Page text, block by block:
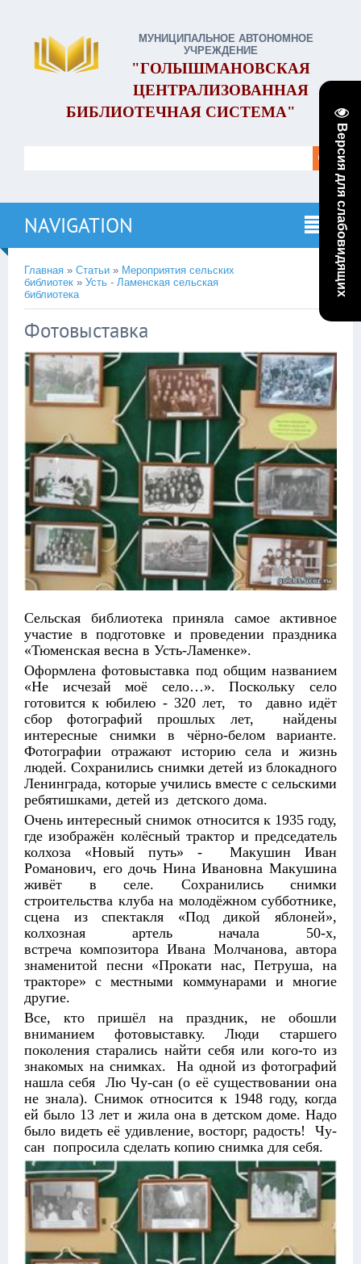
Версия для слабовидящих
МУНИЦИПАЛЬНОЕ АВТОНОМНОЕ
УЧРЕЖДЕНИЕ
"ГОЛЫШМАНОВСКАЯ
ЦЕНТРАЛИЗОВАННАЯ
БИБЛИОТЕЧНАЯ СИСТЕМА"
NAVIGATION
Главная » Статьи » Мероприятия сельских
библиотек » Усть - Ламенская сельская
библиотека
Фотовыставка
Сельская библиотека приняла самое активное
участие в подготовке и проведении праздника
«Тюменская весна в Усть-Ламенке».
Оформлена фотовыставка под общим названием
«Не исчезай моё село…». Поскольку село
готовится к юбилею - 320 лет, то давно идёт
сбор фотографий прошлых лет, найдены
интересные снимки в чёрно-белом варианте.
Фотографии отражают историю села и жизнь
людей. Сохранились снимки детей из блокадного
Ленинграда, которые учились вместе с сельскими
ребятишками, детей из детского дома.
Очень интересный снимок относится к 1935 году,
где изображён колёсный трактор и председатель
колхоза «Новый путь» - Макушин Иван
Романович, его дочь Нина Ивановна Макушина
живёт в селе. Сохранились снимки
строительства клуба на молодёжном субботнике,
сцена из спектакля «Под дикой яблоней»,
колхозная артель начала 50-х,
встреча композитора Ивана Молчанова, автора
знаменитой песни «Прокати нас, Петруша, на
тракторе» с местными коммунарами и многие
другие.
Все, кто пришёл на праздник, не обошли
вниманием фотовыставку. Люди старшего
поколения старались найти себя или кого-то из
знакомых на снимках. На одной из фотографий
нашла себя Лю Чу-сан (о её существовании она
не знала). Снимок относится к 1948 году, когда
ей было 13 лет и жила она в детском доме. Надо
было видеть её удивление, восторг, радость! Чу-
сан попросила сделать копию снимка для себя.